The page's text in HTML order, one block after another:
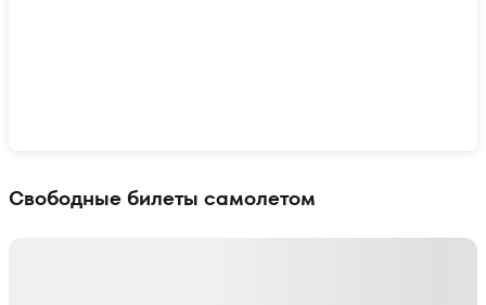
Свободные билеты самолетом